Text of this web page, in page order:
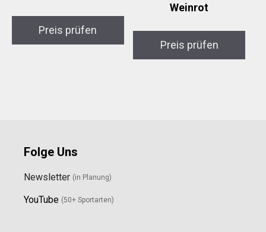
Preis prüfen
Weinrot
Preis prüfen
Folge Uns
Newsletter (in Planung)
YouTube (50+ Sportarten)